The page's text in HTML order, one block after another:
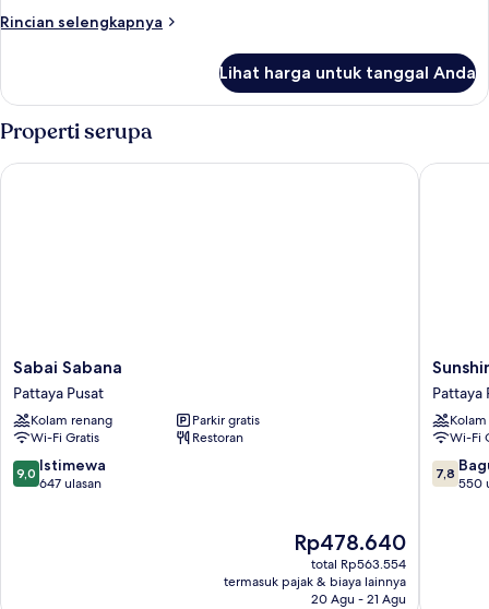
Twin
Rincian selengkapnya
Rincian
Kamar
Standar,
2
Tempat
Tidur
Lihat harga untuk tanggal Anda
Properti serupa
Sabai
Sabana
Pattaya
Pusat
Sabai Sabana
Pattaya Pusat
Kolam renang
Parkir gratis
Wi-Fi Gratis
Restoran
9.0
dari
9,0 Istimewa
647 ulasan
Harga
sekarang
Rp478.640
Rp478.640
total Rp563.554
termasuk pajak & biaya lainnya
20 Agu - 21 Agu
Sabai Sabana
Garden
Resort
Pattaya
Pusat
Pattaya
Wi-Fi
7.8
dari
7,8
550